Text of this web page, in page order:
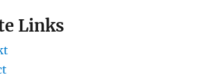
Links